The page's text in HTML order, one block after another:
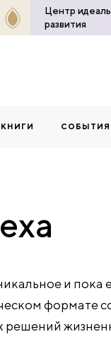
Центр
развития
КНИГИ СОБЫТИЯ
и пока
формате